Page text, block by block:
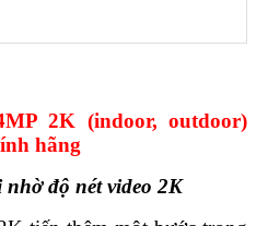
2K (indoor, outdoor)
hãng
độ nét video 2K